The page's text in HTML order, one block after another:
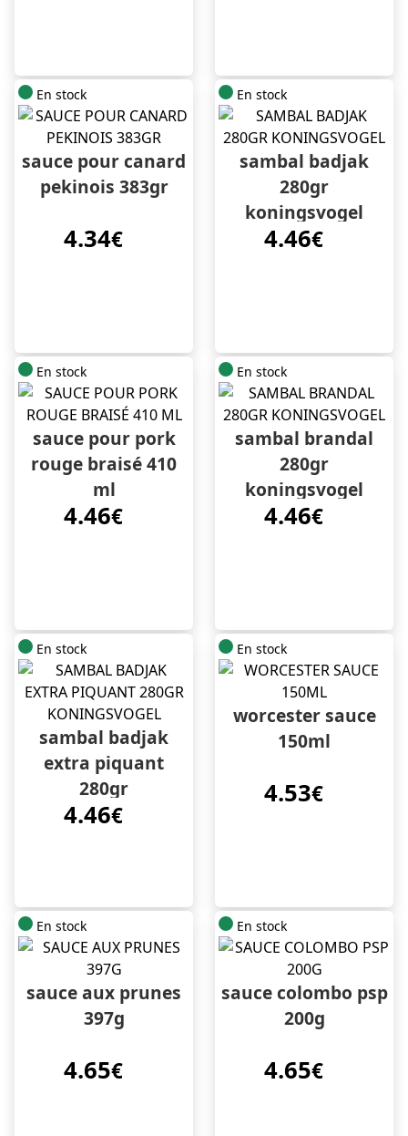
En stock
sauce pour canard
pekinois 383gr
4.34€
En stock
sambal badjak
280gr
koningsvogel
4.46€
En stock
sauce pour pork
rouge braisé 410
ml
4.46€
En stock
sambal brandal
280gr
koningsvogel
4.46€
En stock
sambal badjak
extra piquant
280gr
koningsvogel
4.46€
En stock
worcester sauce
150ml
4.53€
En stock
sauce aux prunes
397g
4.65€
En stock
sauce colombo psp
200g
4.65€